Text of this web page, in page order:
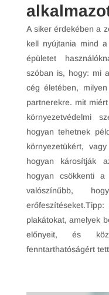
A siker érdekében a
kell nyújtania mind
épületet
szóban is, hogy: mi
cég életében,
partnerekre. mit
környezetvédelmi
hogyan tehetnek
környezetükért,
hogyan károsítják
hogyan csökkenti
valószínűbb,
plakátokat, amelyek
előnyeit, és
fenntarthatóságért